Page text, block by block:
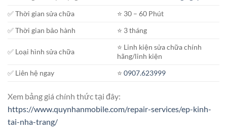
✅ Thời gian sửa chữa
⭐️ 30 – 60 Phút
✅ Thời gian bảo hành
⭐️ 3 tháng
✅ Loại hình sửa chữa
⭐️ Linh kiện sửa chữa chính
hãng/linh kiện
✅ Liên hệ ngay
⭐️0907.623999
Xem bảng giá chính thức tại đây:
https://www.quynhanmobile.com/repair-services/ep-kinh-
tai-nha-trang/